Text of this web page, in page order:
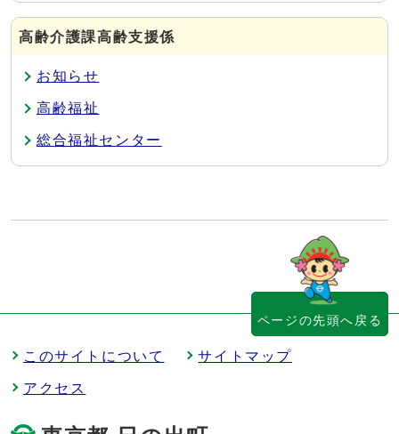
高齢介護課高齢支援係
お知らせ
高齢福祉
総合福祉センター
このサイトについて サイトマップ
アクセス
ページの先頭へ戻る